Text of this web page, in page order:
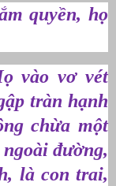
quyền, họ
vào vơ vét
tràn hạnh
chừa một
đường,
là con trai,